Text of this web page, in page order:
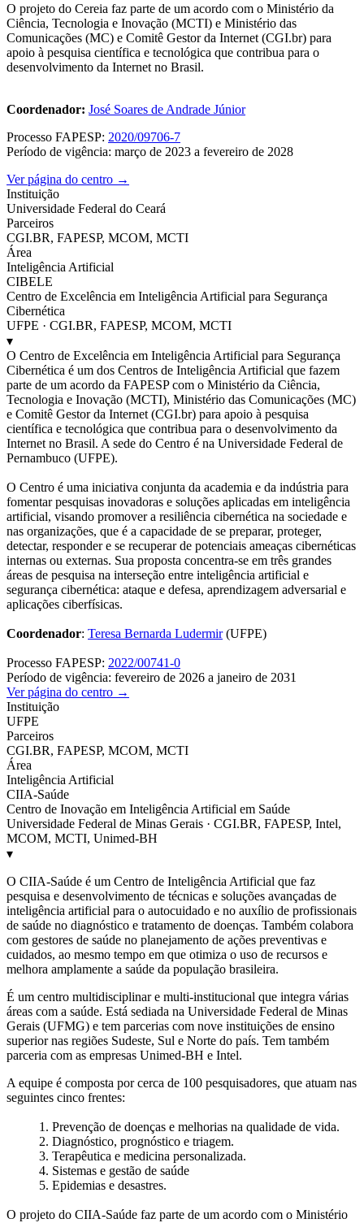
O projeto do Cereia faz parte de um acordo com o Ministério da
Ciência, Tecnologia e Inovação (MCTI) e Ministério das
Comunicações (MC) e Comitê Gestor da Internet (CGI.br) para
apoio à pesquisa científica e tecnológica que contribua para o
desenvolvimento da Internet no Brasil.
Coordenador: José Soares de Andrade Júnior
Processo FAPESP: 2020/09706-7
Período de vigência: março de 2023 a fevereiro de 2028
Ver página do centro →
Instituição
Universidade Federal do Ceará
Parceiros
CGI.BR, FAPESP, MCOM, MCTI
Área
Inteligência Artificial
CIBELE
Centro de Excelência em Inteligência Artificial para Segurança
Cibernética
UFPE · CGI.BR, FAPESP, MCOM, MCTI
▾
O Centro de Excelência em Inteligência Artificial para Segurança
Cibernética é um dos Centros de Inteligência Artificial que fazem
parte de um acordo da FAPESP com o Ministério da Ciência,
Tecnologia e Inovação (MCTI), Ministério das Comunicações (MC)
e Comitê Gestor da Internet (CGI.br) para apoio à pesquisa
científica e tecnológica que contribua para o desenvolvimento da
Internet no Brasil. A sede do Centro é na Universidade Federal de
Pernambuco (UFPE).
O Centro é uma iniciativa conjunta da academia e da indústria para
fomentar pesquisas inovadoras e soluções aplicadas em inteligência
artificial, visando promover a resiliência cibernética na sociedade e
nas organizações, que é a capacidade de se preparar, proteger,
detectar, responder e se recuperar de potenciais ameaças cibernéticas
internas ou externas. Sua proposta concentra-se em três grandes
áreas de pesquisa na interseção entre inteligência artificial e
segurança cibernética: ataque e defesa, aprendizagem adversarial e
aplicações ciberfísicas.
Coordenador: Teresa Bernarda Ludermir(UFPE)
Processo FAPESP: 2022/00741-0
Período de vigência: fevereiro de 2026 a janeiro de 2031
Ver página do centro →
Instituição
UFPE
Parceiros
CGI.BR, FAPESP, MCOM, MCTI
Área
Inteligência Artificial
CIIA-Saúde
Centro de Inovação em Inteligência Artificial em Saúde
Universidade Federal de Minas Gerais · CGI.BR, FAPESP, Intel,
MCOM, MCTI, Unimed-BH
▾
O CIIA-Saúde é um Centro de Inteligência Artificial que faz
pesquisa e desenvolvimento de técnicas e soluções avançadas de
inteligência artificial para o autocuidado e no auxílio de profissionais
de saúde no diagnóstico e tratamento de doenças. Também colabora
com gestores de saúde no planejamento de ações preventivas e
cuidados, ao mesmo tempo em que otimiza o uso de recursos e
melhora amplamente a saúde da população brasileira.
É um centro multidisciplinar e multi-institucional que integra várias
áreas com a saúde. Está sediada na Universidade Federal de Minas
Gerais (UFMG) e tem parcerias com nove instituições de ensino
superior nas regiões Sudeste, Sul e Norte do país. Tem também
parceria com as empresas Unimed-BH e Intel.
A equipe é composta por cerca de 100 pesquisadores, que atuam nas
seguintes cinco frentes:
1. Prevenção de doenças e melhorias na qualidade de vida.
2. Diagnóstico, prognóstico e triagem.
3. Terapêutica e medicina personalizada.
4. Sistemas e gestão de saúde
5. Epidemias e desastres.
O projeto do CIIA-Saúde faz parte de um acordo com o Ministério